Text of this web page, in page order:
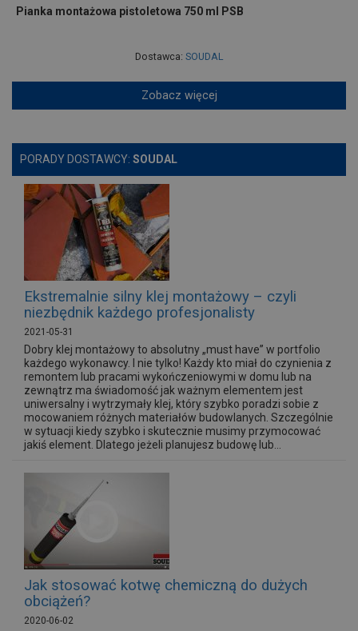
Pianka montażowa pistoletowa 750 ml PSB
Dostawca: SOUDAL
Zobacz więcej
PORADY DOSTAWCY: SOUDAL
Ekstremalnie silny klej montażowy – czyli
niezbędnik każdego profesjonalisty
2021-05-31
Dobry klej montażowy to absolutny „must have” w portfolio
każdego wykonawcy. I nie tylko! Każdy kto miał do czynienia z
remontem lub pracami wykończeniowymi w domu lub na
zewnątrz ma świadomość jak ważnym elementem jest
uniwersalny i wytrzymały klej, który szybko poradzi sobie z
mocowaniem różnych materiałów budowlanych. Szczególnie
w sytuacji kiedy szybko i skutecznie musimy przymocować
jakiś element. Dlatego jeżeli planujesz budowę lub...
Jak stosować kotwę chemiczną do dużych
obciążeń?
2020-06-02